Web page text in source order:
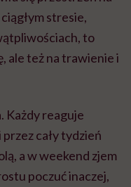
stresie,
to
ale też na trawienie i
Każdy reaguje
cały tydzień
a w weekend zjem
poczuć inaczej,